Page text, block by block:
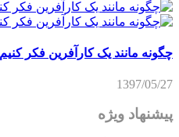
چگونه مانند یک کارآفرین فکر
1397/05/27
پیشنهاد ویژه